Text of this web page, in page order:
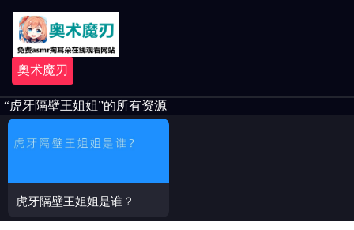
奥术魔刃
“虎牙隔壁王姐姐”的所有资源
虎牙隔壁王姐姐是谁？